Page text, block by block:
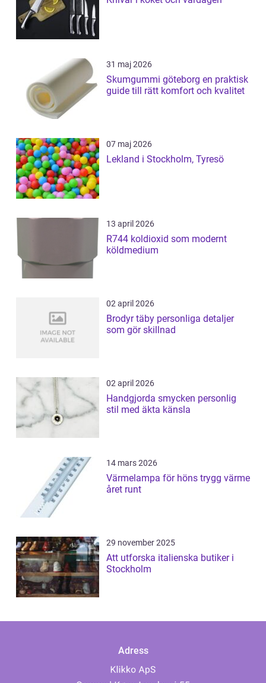
31 maj 2026
Skumgummi göteborg en praktisk
guide till rätt komfort och kvalitet
07 maj 2026
Lekland i Stockholm, Tyresö
13 april 2026
R744 koldioxid som modernt
köldmedium
02 april 2026
Brodyr täby personliga detaljer
som gör skillnad
02 april 2026
Handgjorda smycken personlig
stil med äkta känsla
14 mars 2026
Värmelampa för höns trygg värme
året runt
29 november 2025
Att utforska italienska butiker i
Stockholm
Adress